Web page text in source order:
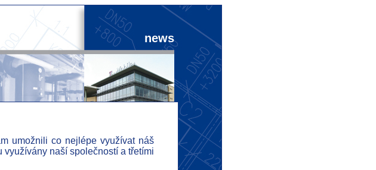
news
umožnili co nejlépe využívat náš
naší společností a třetími